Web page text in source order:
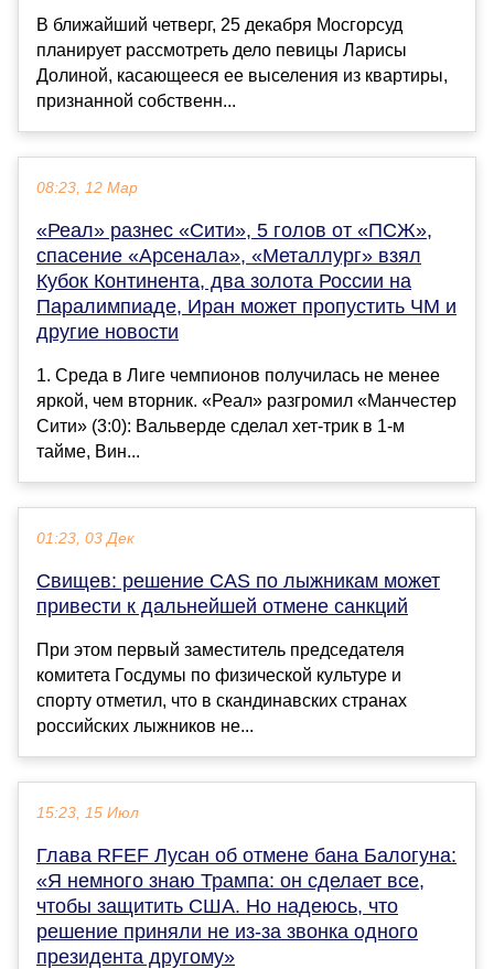
В ближайший четверг, 25 декабря Мосгорсуд
планирует рассмотреть дело певицы Ларисы
Долиной, касающееся ее выселения из квартиры,
признанной собственн...
08:23, 12 Мар
«Реал» разнес «Сити», 5 голов от «ПСЖ»,
спасение «Арсенала», «Металлург» взял
Кубок Континента, два золота России на
Паралимпиаде, Иран может пропустить ЧМ и
другие новости
1. Среда в Лиге чемпионов получилась не менее
яркой, чем вторник. «Реал» разгромил «Манчестер
Сити» (3:0): Вальверде сделал хет-трик в 1-м
тайме, Вин...
01:23, 03 Дек
Свищев: решение CAS по лыжникам может
привести к дальнейшей отмене санкций
При этом первый заместитель председателя
комитета Госдумы по физической культуре и
спорту отметил, что в скандинавских странах
российских лыжников не...
15:23, 15 Июл
Глава RFEF Лусан об отмене бана Балогуна:
«Я немного знаю Трампа: он сделает все,
чтобы защитить США. Но надеюсь, что
решение приняли не из-за звонка одного
президента другому»